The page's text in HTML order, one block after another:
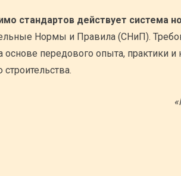
стандартов действует система
Нормы и Правила (СНиП).
передового опыта, практики и